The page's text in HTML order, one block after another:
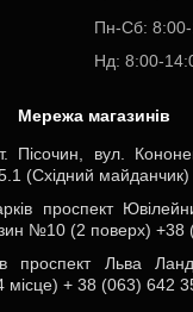
Пн-Cб:
Нд: 8:00-
Мережа магазинів
Пісочин, вул.
(Східний майданчик)
проспект
№10 (2 поверх) +38
проспект Льва
місце) + 38 (063) 642